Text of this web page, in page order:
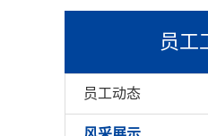
员工
员工动态